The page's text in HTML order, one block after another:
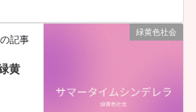
緑黄色社会
記事
黄